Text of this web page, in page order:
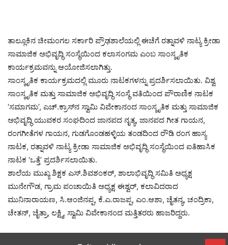
ತಾಲ್ಲೂಕಿನ ಚೀಮಂಗಲ ಸರ್ಕಾರಿ ಪ್ರೌಢಶಾಲೆಯಲ್ಲಿ ಈಚೆಗೆ ರತ್ನಾವಳಿ ನಾಟ್ಯ ಕ್ರೀಡಾ
ಸಾಮಾಜಿಕ ಅಭಿವೃದ್ಧಿ ಸಂಸ್ಥೆಯಿಂದ ಕಲಾಸಂಗಮ ಎಂಬ ಸಾಂಸ್ಕೃತಿಕ
ಕಾರ್ಯಕ್ರಮವನ್ನು ಆಯೋಜಿಸಲಾಗಿತ್ತು.
ಸಾಂಸ್ಕೃತಿಕ ಕಾರ್ಯಕ್ರಮದಲ್ಲಿ ಮೂರು ನಾಟಕಗಳನ್ನು ಪ್ರದರ್ಶಿಸಲಾಯಿತು. ವಿಶ್ವ
ಸಾಂಸ್ಕೃತಿಕ ಮತ್ತು ಸಾಮಾಜಿಕ ಅಭಿವೃದ್ಧಿ ಸಂಸ್ಥೆ ವತಿಯಿಂದ ಪೌರಾಣಿಕ ನಾಟಕ
‘ಸಮಾಗಮ’, ಎಚ್‌.ಕ್ರಾಸ್‌ನ ಸ್ವಾಮಿ ವಿವೇಕಾನಂದ ಸಾಂಸ್ಕೃತಿಕ ಮತ್ತು ಸಾಮಾಜಿಕ
ಅಭಿವೃದ್ಧಿ ಯುವಕರ ಸಂಘದಿಂದ ಜಾನಪದ ನೃತ್ಯ, ಜಾನಪದ ಗೀತ ಗಾಯನ,
ರಂಗಗೀತೆಗಳ ಗಾಯನ, ಗುಡಗೊಂಡಹಳ್ಳಿಯ ತಂಡದಿಂದ ರೌಡಿ ರಂಗ ಹಾಸ್ಯ
ನಾಟಕ, ರತ್ನಾವಳಿ ನಾಟ್ಯ ಕ್ರೀಡಾ ಸಾಮಾಜಿಕ ಅಭಿವೃದ್ಧಿ ಸಂಸ್ಥೆಯಿಂದ ಐತಿಹಾಸಿಕ
ನಾಟಕ ‘ಒತ್ತೆ’ ಪ್ರದರ್ಶಿಸಲಾಯಿತು.
ಶಾಲೆಯ ಮುಖ್ಯ ಶಿಕ್ಷಕ ಎಸ್‌.ಶಿವಶಂಕರ್‌, ಶಾಲಾಭಿವೃದ್ಧಿ ಸಮಿತಿ ಅಧ್ಯಕ್ಷ
ಮುನೇಗೌಡ, ಗ್ರಾಮ ಪಂಚಾಯಿತಿ ಅಧ್ಯಕ್ಷ ಈಶ್ವರ್‌, ಕಲಾವಿದರಾದ
ಮುನಿನಾರಾಯಣ, ಸಿ.ಆಂಜಿನಪ್ಪ, ಕೆ.ಎ.ರಾಜಪ್ಪ, ಎಂ.ಆಶಾ, ಚೈತನ್ಯ, ಚಂದ್ರಿಕಾ,
ಚೇತನ್‌, ಚೈತ್ರಾ, ಲಕ್ಷ್ಮಿ, ಸ್ವಾಮಿ ವಿವೇಕಾನಂದ ಮತ್ತಿತರರು ಹಾಜರಿದ್ದರು.